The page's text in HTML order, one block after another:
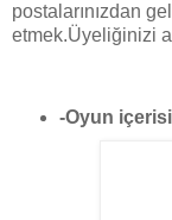
postalarınızdan
etmek.Üyeliğinizi
-Oyun